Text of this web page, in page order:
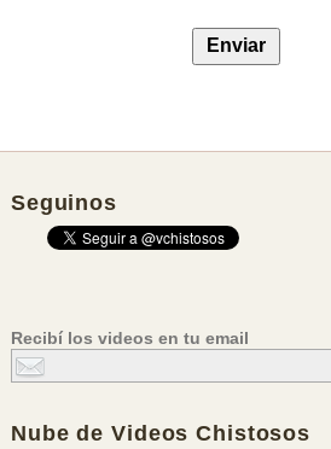
Seguinos
Recibí los videos en tu email
Nube deVideos Chistosos